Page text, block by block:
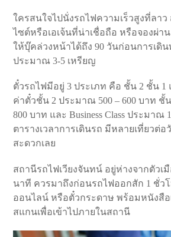
ใครสนใจไปนั่งรถไฟความเร็วสูงที่ลาว
ไซต์หรือเอเจ้นที่น่าเชื่อถือ หรือจองผ่า
ให้บุ๊คล่วงหน้าได้ถึง 90 วันก่อนการเดิ
ประมาณ 3-5 เหรียญ
ตั๋วรถไฟมีอยู่ 3 ประเภท คือ ชั้น 2 ชั้น 1 แ
ค่าตั๋วชั้น 2 ประมาณ 500 – 600 บาท ชั้
800 บาท และ Business Class ประมาณ
ตารางเวลาการเดินรถ มีหลายเที่ยวต่อ
สะดวกเลย
สถานีรถไฟเวียงจันทน์ อยู่ห่างจากตัวเ
นาที ควรมาถึงก่อนรถไฟออกสัก 1 ชั่ว
ออนไลน์ หรือตั๋วกระดาษ พร้อมหนังสื
สแกนเพื่อเข้าไปภายในสถานี